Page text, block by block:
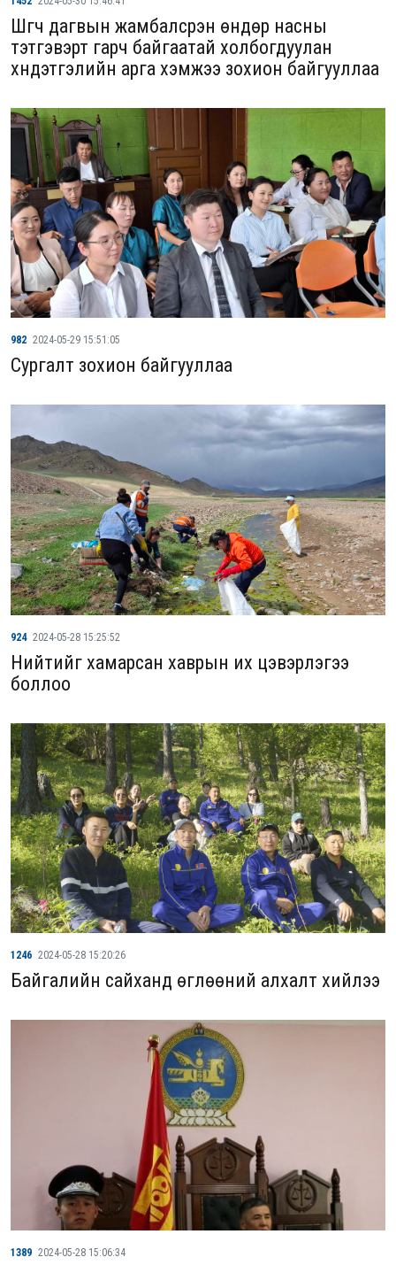
Шүүгч дагвын жамбалсүрэн өндөр насны
тэтгэвэрт гарч байгаатай холбогдуулан
хүндэтгэлийн арга хэмжээ зохион байгууллаа
982 2024-05-29 15:51:05
Сургалт зохион байгууллаа
924 2024-05-28 15:25:52
Нийтийг хамарсан хаврын их цэвэрлэгээ
боллоо
1246 2024-05-28 15:20:26
Байгалийн сайханд өглөөний алхалт хийлээ
1389 2024-05-28 15:06:34